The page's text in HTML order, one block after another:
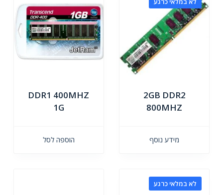
2GB DDR2
800MHZ
מידע נוסף
DDR1 400MHZ
1G
הוספה לסל
לא במלאי כרגע